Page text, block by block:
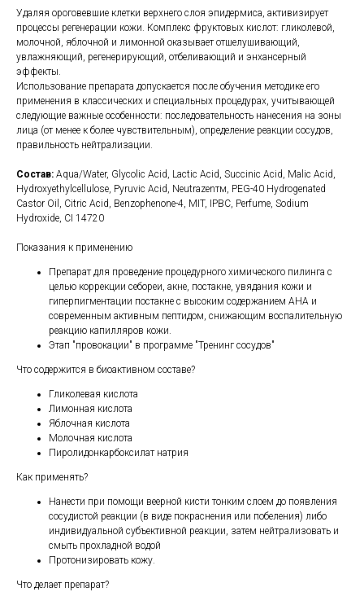
Удаляя ороговевшие клетки верхнего слоя эпидермиса, активизирует
процессы регенерации кожи. Комплекс фруктовых кислот: гликолевой,
молочной, яблочной и лимонной оказывает отшелушивающий,
увлажняющий, регенерирующий, отбеливающий и энхансерный
эффекты.
Использование препарата допускается после обучения методике его
применения в классических и специальных процедурах, учитывающей
следующие важные особенности: последовательность нанесения на зоны
лица (от менее к более чувствительным), определение реакции сосудов,
правильность нейтрализации.
Состав: Aqua/Water, Glycolic Acid, Lactic Acid, Succinic Acid, Malic Acid,
Hydroxyethylcellulose, Pyruvic Acid, Neutrazenтм, PEG-40 Hydrogenated
Castor Oil, Citric Acid, Benzophenone-4, MIT, IPBC, Perfume, Sodium
Hydroxide, CI 14720
Показания к применению
Препарат для проведение процедурного химического пилинга с
целью коррекции себореи, акне, постакне, увядания кожи и
гиперпигментации постакне с высоким содержанием АНА и
современным активным пептидом, снижающим воспалительную
реакцию капилляров кожи.
Этап "провокации" в программе "Тренинг сосудов"
Что содержится в биоактивном составе?
Гликолевая кислота
Лимонная кислота
Яблочная кислота
Молочная кислота
Пиролидонкарбоксилат натрия
Как применять?
Нанести при помощи веерной кисти тонким слоем до появления
сосудистой реакции (в виде покраснения или побеления) либо
индивидуальной субъективной реакции, затем нейтрализовать и
смыть прохладной водой
Протонизировать кожу.
Что делает препарат?